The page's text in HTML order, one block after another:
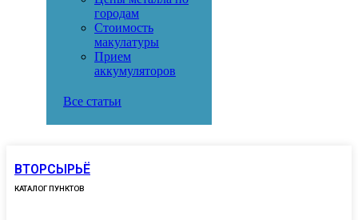
городам
Стоимость
макулатуры
Прием
аккумуляторов
Все статьи
ВТОРСЫРЬЁ
КАТАЛОГ ПУНКТОВ